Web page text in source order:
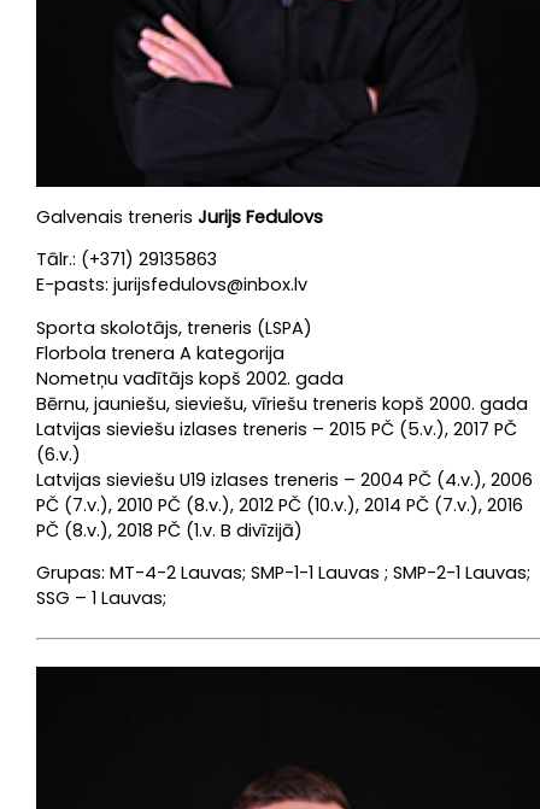
Florbola
treneri
Galvenais treneris Jurijs Fedulovs
Tālr.: (+371) 29135863
E-pasts: jurijsfedulovs@inbox.lv
Sporta skolotājs, treneris (LSPA)
Florbola trenera A kategorija
Nometņu vadītājs kopš 2002. gada
Bērnu, jauniešu, sieviešu, vīriešu treneris kopš 2000. gada
Latvijas sieviešu izlases treneris – 2015 PČ (5.v.), 2017 PČ
(6.v.)
Latvijas sieviešu U19 izlases treneris – 2004 PČ (4.v.), 2006
PČ (7.v.), 2010 PČ (8.v.), 2012 PČ (10.v.), 2014 PČ (7.v.), 2016
PČ (8.v.), 2018 PČ (1.v. B divīzijā)
Grupas: MT-4-2 Lauvas; SMP-1-1 Lauvas ; SMP-2-1 Lauvas;
SSG – 1 Lauvas;